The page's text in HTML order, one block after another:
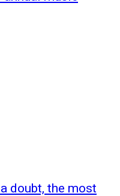
doubt, the most